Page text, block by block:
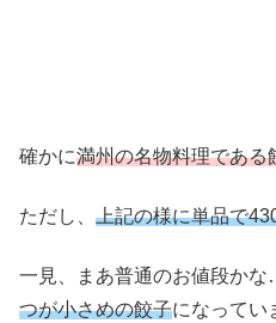
確かに満州の名物料理である
ただし、 上記の様に単品で
一見、まあ普通のお値段かな
つが小さめの餃子になってい